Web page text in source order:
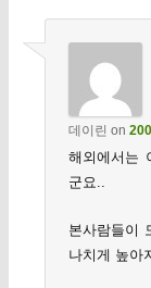
데이린 on
해외에서는
군요..
본사람들이
나치게 높아